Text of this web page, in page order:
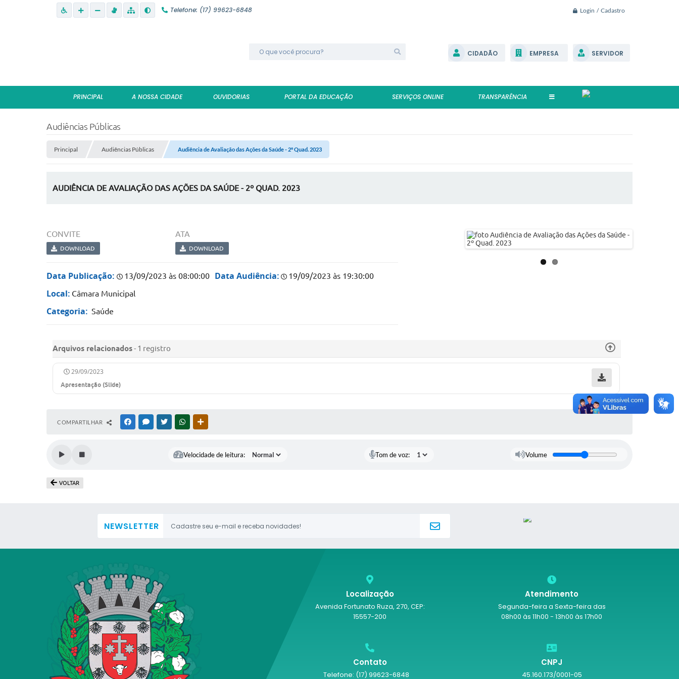
Login / Cadastro
Telefone: (17) 99623-6848
CIDADÃO EMPRESA SERVIDOR
PRINCIPAL A NOSSA CIDADE OUVIDORIAS PORTAL DA EDUCAÇÃO SERVIÇOS ONLINE TRANSPARÊNCIA
Audiências Públicas
Principal Audiências Públicas Audiência de Avaliação das Ações da Saúde - 2º Quad. 2023
AUDIÊNCIA DE AVALIAÇÃO DAS AÇÕES DA SAÚDE - 2º QUAD. 2023
CONVITE
DOWNLOAD
ATA
DOWNLOAD
Data Publicação: 13/09/2023 às 08:00:00 Data Audiência: 19/09/2023 às 19:30:00
Local: Câmara Municipal
Categoria: Saúde
Arquivos relacionados- 1 registro
29/09/2023
Apresentação (Slide)
COMPARTILHAR FACEBOOKMESSENGER
TWITTERWHATSAPP
Velocidade de leitura: Tom de voz: Volume
VOLTAR
NEWSLETTER
Atendimento
Segunda-feira a Sexta-feira das
08h00 às 11h00 - 13h00 às 17h00
CNPJ
45.160.173/0001-05
Localização
Avenida Fortunato Ruza, 270, CEP:
15557-200
Contato
Telefone: (17) 99623-6848